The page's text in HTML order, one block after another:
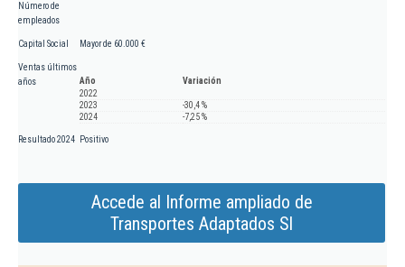
Número de
empleados
Capital Social Mayor de 60.000 €
Ventas últimos
años
Año
Variación
2022
2023
-30,4 %
2024
-7,25 %
Resultado 2024 Positivo
Accede al Informe ampliado de
Transportes Adaptados Sl